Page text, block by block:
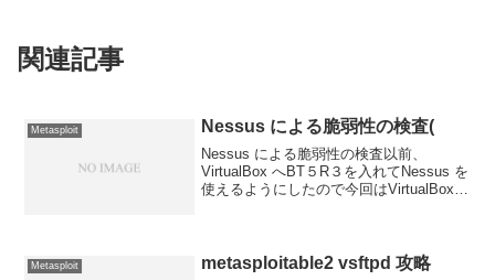
関連記事
Metasploit Nessus による脆弱性の検査(
Nessus による脆弱性の検査以前、
VirtualBox へBT５R３を入れてNessus を
使えるようにしたので今回はVirtualBox
Metasploit metasploitable2 vsftpd 攻略